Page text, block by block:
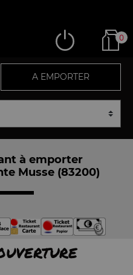
0
A EMPORTER
à emporter
Musse (83200)